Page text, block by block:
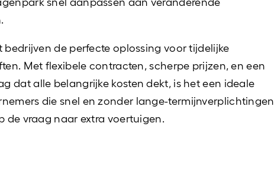
bedrijven de perfecte oplossing voor tijdelijke
Met flexibele contracten, scherpe prijzen, en een
dat alle belangrijke kosten dekt, is het een ideale
die snel en zonder lange-termijnverplichtingen
de vraag naar extra voertuigen.